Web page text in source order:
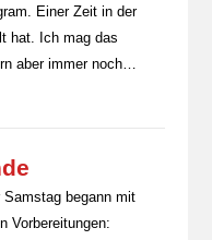
Einer Zeit in der
hat. Ich mag das
aber immer noch…
Samstag begann mit
Vorbereitungen: